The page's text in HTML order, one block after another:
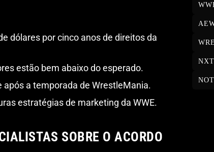
dólares por cinco anos de direitos da
estão bem abaixo do esperado.
a temporada de WrestleMania.
estratégias de marketing da WWE.
SOBRE O ACORDO
NXT